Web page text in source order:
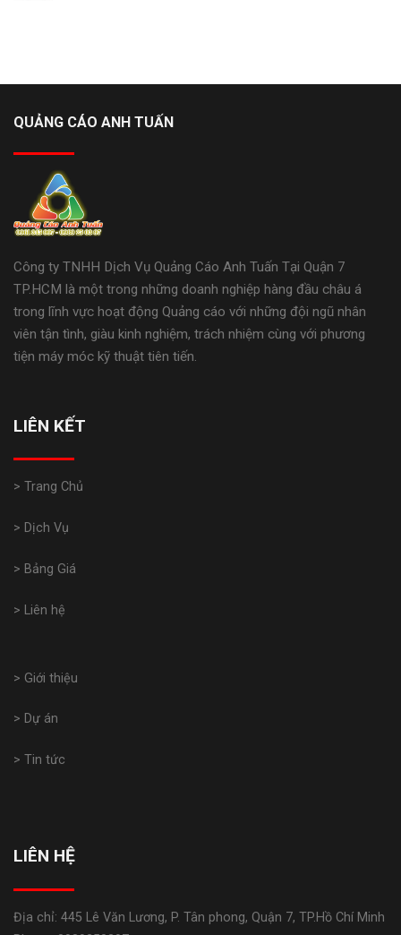
QUẢNG CÁO ANH TUẤN
Công ty TNHH Dịch Vụ Quảng Cáo Anh Tuấn Tại Quận 7
TP.HCM là một trong những doanh nghiệp hàng đầu châu á
trong lĩnh vực hoạt động Quảng cáo với những đội ngũ nhân
viên tận tình, giàu kinh nghiệm, trách nhiệm cùng với phương
tiện máy móc kỹ thuật tiên tiến.
LIÊN KẾT
> Trang Chủ
> Dịch Vụ
> Bảng Giá
> Liên hệ
> Giới thiệu
> Dự án
> Tin tức
LIÊN HỆ
Địa chỉ: 445 Lê Văn Lương, P. Tân phong, Quận 7, TP.Hồ Chí Minh